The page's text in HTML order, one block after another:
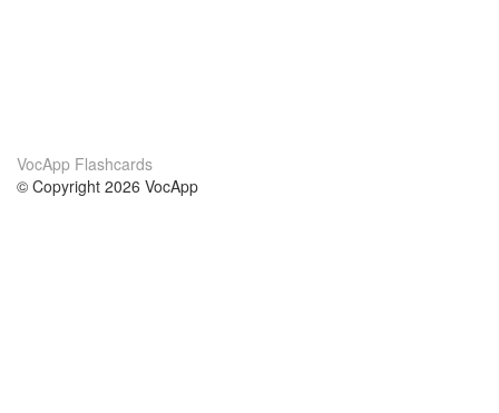
VocApp Flashcards
© Copyright 2026 VocApp